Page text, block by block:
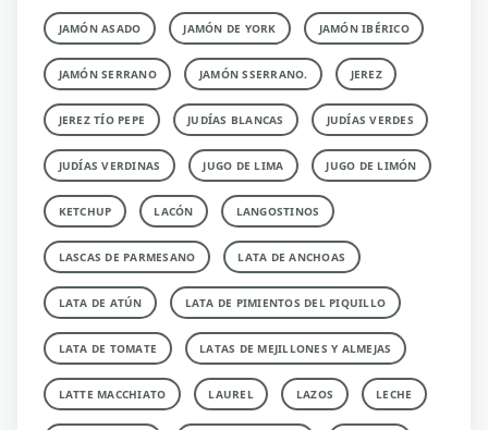
JAMÓN ASADO JAMÓN DE YORK JAMÓN IBÉRICO
JAMÓN SERRANO JAMÓN SSERRANO. JEREZ
JEREZ TÍO PEPE JUDÍAS BLANCAS JUDÍAS VERDES
JUDÍAS VERDINAS JUGO DE LIMA JUGO DE LIMÓN
KETCHUP LACÓN LANGOSTINOS
LASCAS DE PARMESANO LATA DE ANCHOAS
LATA DE ATÚN LATA DE PIMIENTOS DEL PIQUILLO
LATA DE TOMATE LATAS DE MEJILLONES Y ALMEJAS
LATTE MACCHIATO LAUREL LAZOS LECHE